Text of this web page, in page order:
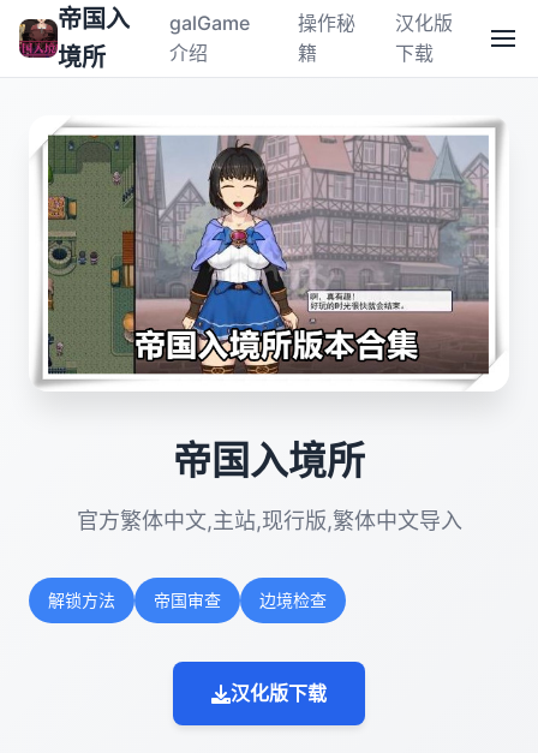
帝国入
境所
galGame
介绍
操作秘
籍
汉化版
下载
帝国入境所
官方繁体中文,主站,现行版,繁体中文导入
解锁方法 帝国审查 边境检查
汉化版下载